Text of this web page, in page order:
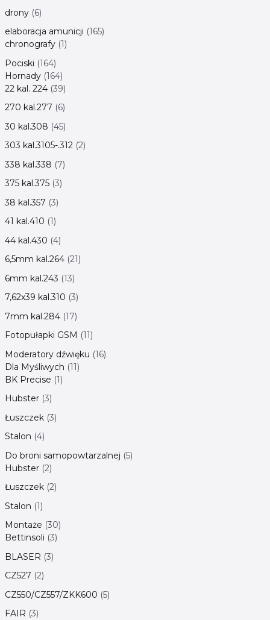
drony 6
elaboracja amunicji 165
chronografy 1
Pociski 164
Hornady 164
22 kal. 224 39
270 kal.277 6
30 kal.308 45
303 kal.3105-.312 2
338 kal.338 7
375 kal.375 3
38 kal.357 3
41 kal.410 1
44 kal.430 4
6,5mm kal.264 21
6mm kal.243 13
7,62x39 kal.310 3
7mm kal.284 17
Fotopułapki GSM
11
Moderatory dźwięku 16
Dla Myśliwych 11
BK Precise 1
Hubster 3
Łuszczek 3
Stalon 4
Do broni samopowtarzalnej 5
Hubster 2
Łuszczek 2
Stalon 1
Montaże 30
Bettinsoli 3
BLASER 3
CZ527 2
CZ550/CZ557/ZKK600 5
FAIR 3